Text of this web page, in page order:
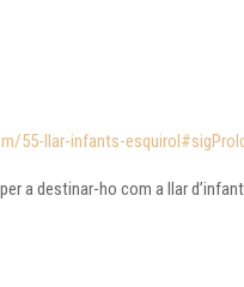
55-llar-infants-
a destinar-ho com a llar